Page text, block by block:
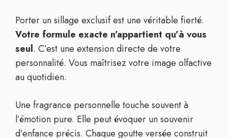
Porter un sillage exclusif est une véritable fierté.
Votre formule exacte n’appartient qu’à vous
seul. C’est une extension directe de votre
personnalité. Vous maîtrisez votre image olfactive
au quotidien.
Une fragrance personnelle touche souvent à
l’émotion pure. Elle peut évoquer un souvenir
d’enfance précis. Chaque goutte versée construit